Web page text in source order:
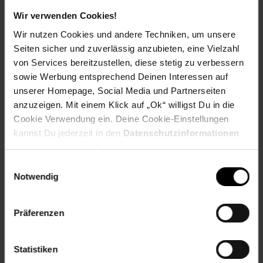
Wir verwenden Cookies!
Wir nutzen Cookies und andere Techniken, um unsere
Seiten sicher und zuverlässig anzubieten, eine Vielzahl
von Services bereitzustellen, diese stetig zu verbessern
sowie Werbung entsprechend Deinen Interessen auf
unserer Homepage, Social Media und Partnerseiten
anzuzeigen. Mit einem Klick auf „Ok“ willigst Du in die
Cookie Verwendung ein. Deine Cookie-Einstellungen
kannst Du jederzeit in den Datenschutzinformationen
ändern bzw. widerrufen.
Notwendig
Präferenzen
Statistiken
Herstellerinformationen
Fußzeile
Weitere Online-Angebote
Netto Reisen TV-Shop Weinwelt
Karriere